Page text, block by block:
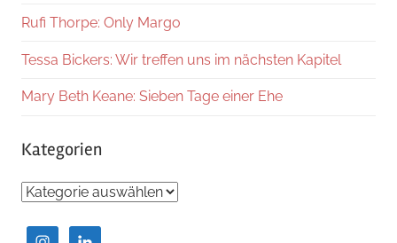
Rufi Thorpe: Only Margo
Tessa Bickers: Wir treffen uns im nächsten Kapitel
Mary Beth Keane: Sieben Tage einer Ehe
Kategorien
Kategorien